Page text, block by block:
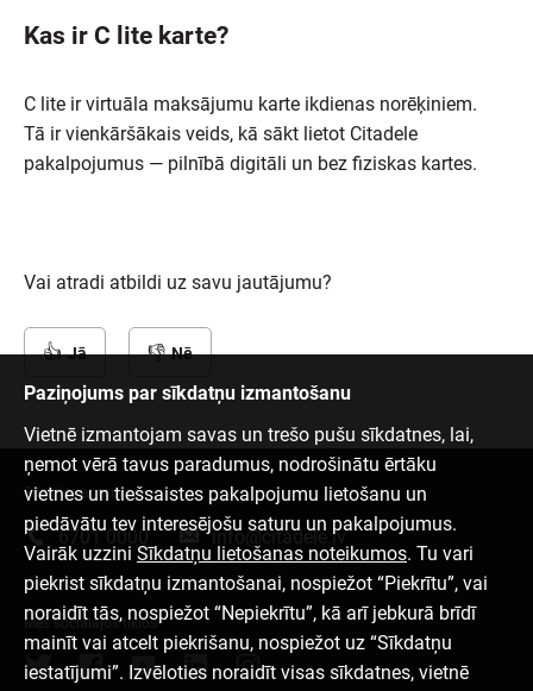
Kas ir C lite karte?
C lite ir virtuāla maksājumu karte ikdienas norēķiniem.
Tā ir vienkāršākais veids, kā sākt lietot Citadele
pakalpojumus — pilnībā digitāli un bez fiziskas kartes.
Vai atradi atbildi uz savu jautājumu?
Jā Nē
Paziņojums par sīkdatņu izmantošanu
Vietnē izmantojam savas un trešo pušu sīkdatnes, lai,
ņemot vērā tavus paradumus, nodrošinātu ērtāku
vietnes un tiešsaistes pakalpojumu lietošanu un
piedāvātu tev interesējošu saturu un pakalpojumus.
Vairāk uzzini Sīkdatņu lietošanas noteikumos. Tu vari
piekrist sīkdatņu izmantošanai, nospiežot “Piekrītu”, vai
noraidīt tās, nospiežot “Nepiekrītu”, kā arī jebkurā brīdī
mainīt vai atcelt piekrišanu, nospiežot uz “Sīkdatņu
iestatījumi”. Izvēloties noraidīt visas sīkdatnes, vietnē
Sazinies ar mums
6701 0000 info@citadele.lv
Mēs sociālajos tīklos